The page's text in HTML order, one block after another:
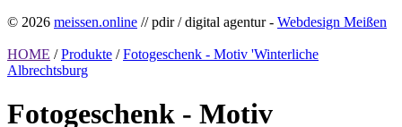
© 2026 meissen.online // pdir / digital agentur - Webdesign Meißen
HOME / Produkte / Fotogeschenk - Motiv 'Winterliche
Albrechtsburg
Fotogeschenk - Motiv